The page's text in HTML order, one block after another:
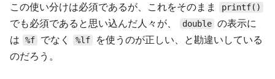
この使い分けは必須であるが、これをそのまま
printf()
でも必須であると思い込んだ人々が、 double の表示に
は
%f でなく %lf
を使うのが正しい、と勘違いしている
のだろう。